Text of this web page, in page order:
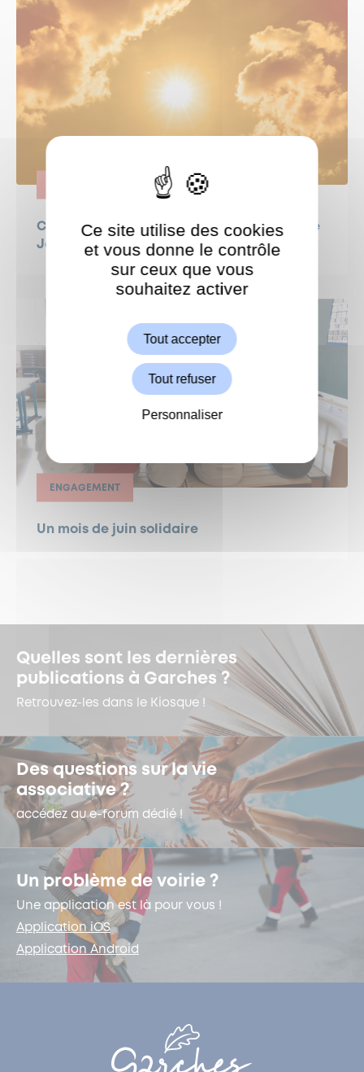
CANICULE - semaine du 22 juin : la lettre de
Jeanne Bécart, Maire de Garches
ENGAGEMENT
Un mois de juin solidaire
Quelles sont les dernières
publications à Garches ?
Retrouvez-les dans le Kiosque !
Des questions sur la vie
associative ?
accédez au e-forum dédié !
Un problème de voirie ?
Une application est là pour vous !
Application iOS
Application Android
ShareThis est désactivé.
Ce site utilise des cookies
et vous donne le contrôle
sur ceux que vous
souhaitez activer
Tout accepter
Tout refuser
Personnaliser